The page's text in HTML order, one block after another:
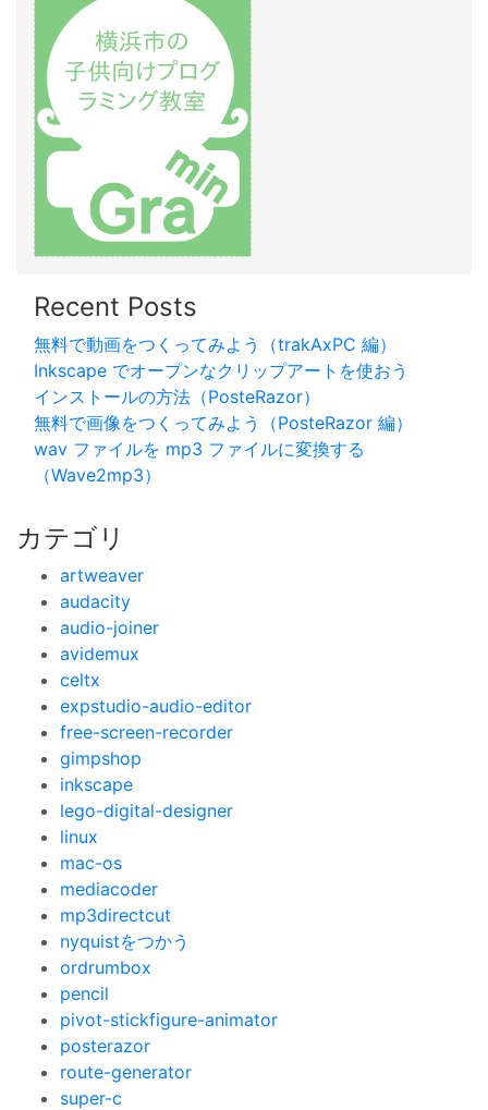
Recent Posts
無料で動画をつくってみよう（trakAxPC 編）
Inkscape でオープンなクリップアートを使おう
インストールの方法（PosteRazor）
無料で画像をつくってみよう（PosteRazor 編）
wav ファイルを mp3 ファイルに変換する
（Wave2mp3）
カテゴリ
artweaver
audacity
audio-joiner
avidemux
celtx
expstudio-audio-editor
free-screen-recorder
gimpshop
inkscape
lego-digital-designer
linux
mac-os
mediacoder
mp3directcut
nyquistをつかう
ordrumbox
pencil
pivot-stickfigure-animator
posterazor
route-generator
super-c